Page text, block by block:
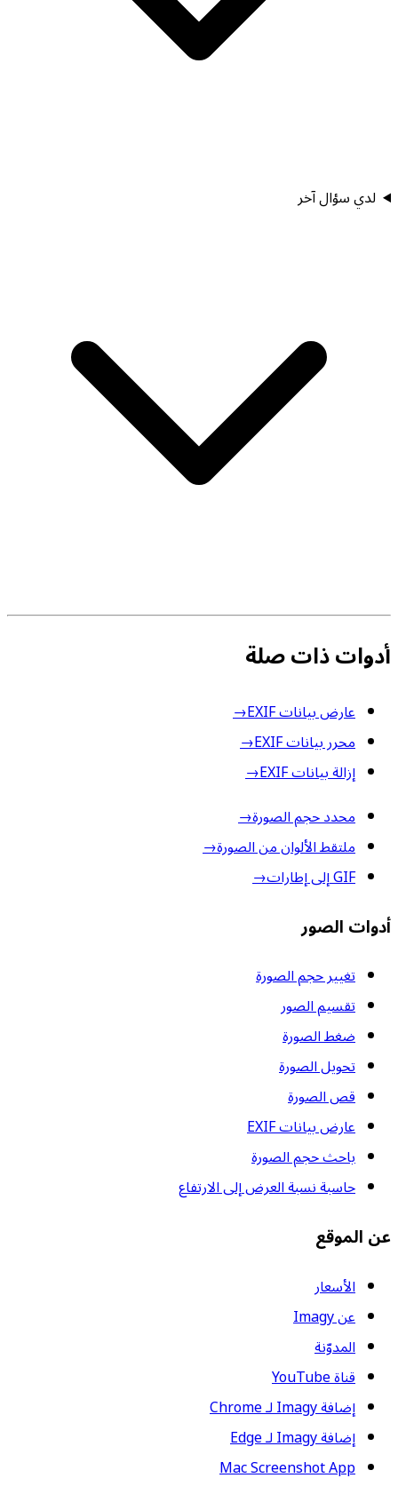
لدي سؤال آخر
أدوات ذات صلة
عارض بيانات EXIF
→
محرر بيانات EXIF
→
إزالة بيانات EXIF
→
محدد حجم الصورة→
ملتقط الألوان من الصورة→
GIF إلى إطارات
→
أدوات الصور
تغيير حجم الصورة
تقسيم الصور
ضغط الصورة
تحويل الصورة
قص الصورة
عارض بيانات EXIF
باحث حجم الصورة
حاسبة نسبة العرض إلى الارتفاع
عن الموقع
الأسعار
عن Imagy
المدوّنة
قناة YouTube
إضافة Imagy لـ Chrome
إضافة Imagy لـ Edge
Mac Screenshot App